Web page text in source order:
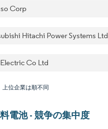
Corp
Hitachi Power Systems Ltd
Co Ltd
上位企業は順不同
電池 - 競争の集中度